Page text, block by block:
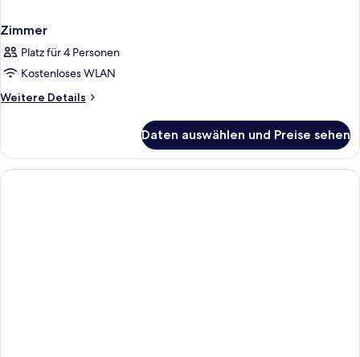
Zimmer
Platz für 4 Personen
Kostenloses WLAN
Weitere Details
Weitere
Daten auswählen und Preise sehen